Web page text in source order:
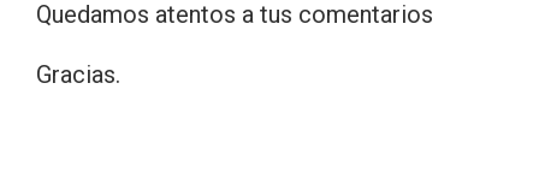
Quedamos atentos a tus comentarios
Gracias.